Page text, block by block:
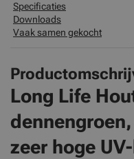
Specificaties
Downloads
Vaak samen gekocht
Long Life
dennengroen,
zeer hoge